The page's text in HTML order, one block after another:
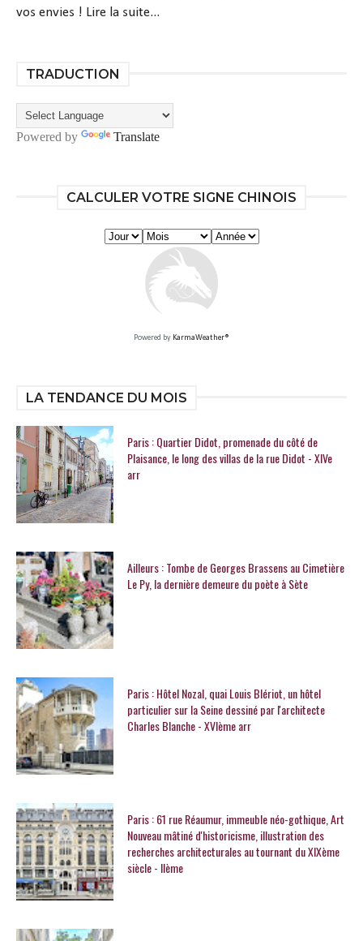
vos envies ! Lire la suite...
TRADUCTION
Powered by Translate
CALCULER VOTRE SIGNE CHINOIS
Powered by KarmaWeather®
LA TENDANCE DU MOIS
Paris : Quartier Didot, promenade du côté de
Plaisance, le long des villas de la rue Didot - XIVe
arr
Ailleurs : Tombe de Georges Brassens au Cimetière
Le Py, la dernière demeure du poète à Sète
Paris : Hôtel Nozal, quai Louis Blériot, un hôtel
particulier sur la Seine dessiné par l'architecte
Charles Blanche - XVIème arr
Paris : 61 rue Réaumur, immeuble néo-gothique, Art
Nouveau mâtiné d'historicisme, illustration des
recherches architecturales au tournant du XIXème
siècle - IIème